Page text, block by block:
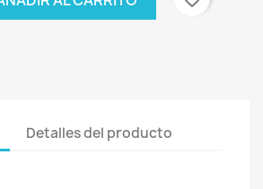
Detalles del producto